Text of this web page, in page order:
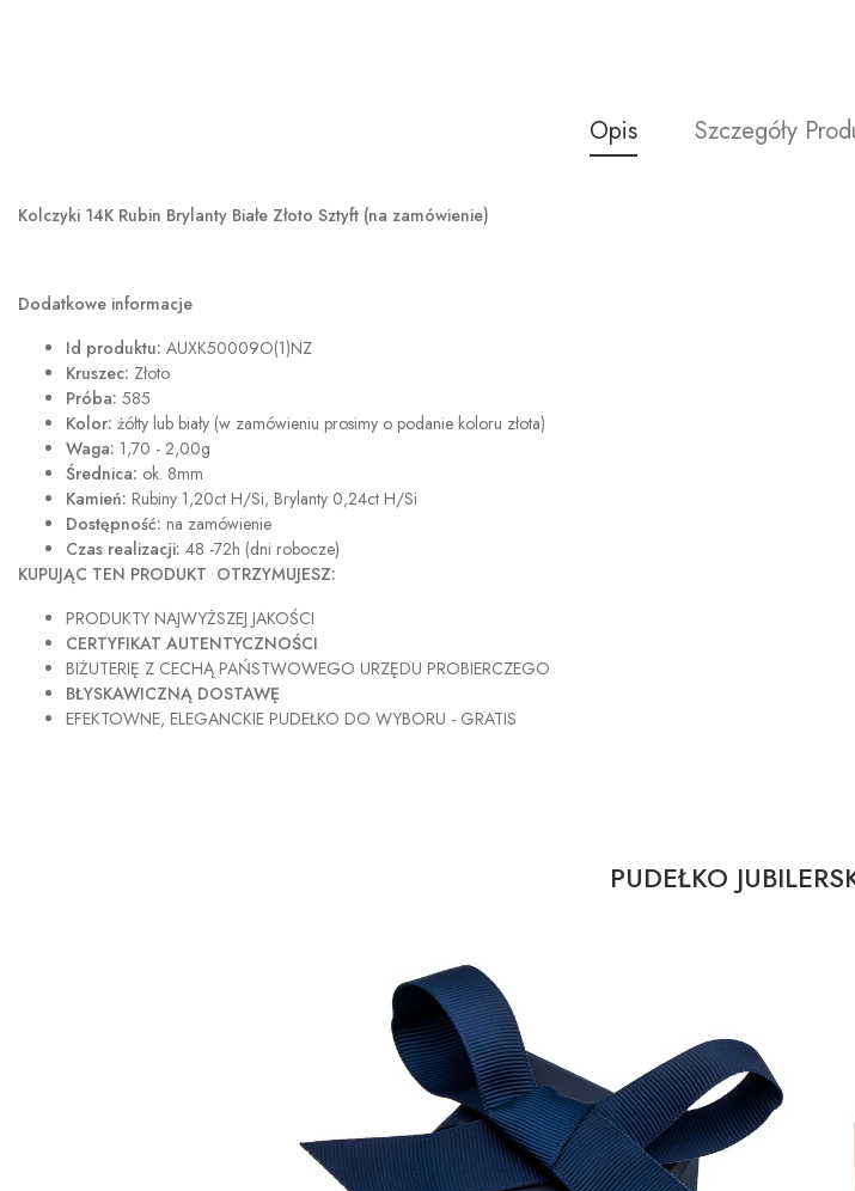
Opis Szczegóły
Kolczyki 14K Rubin Brylanty Białe Złoto Sztyft (na zamówienie)
Dodatkowe informacje
Id produktu: AUXK50009O(1)NZ
Kruszec: Złoto
Próba: 585
Kolor: żółty lub biały (w zamówieniu prosimy o podanie koloru złota)
Waga: 1,70 - 2,00g
Średnica: ok. 8mm
Kamień: Rubiny 1,20ct H/Si, Brylanty 0,24ct H/Si
Dostępność: na zamówienie
Czas realizacji: 48 -72h (dni robocze)
KUPUJĄC TEN PRODUKT OTRZYMUJESZ:
PRODUKTY NAJWYŻSZEJ JAKOŚCI
CERTYFIKAT AUTENTYCZNOŚCI
BIŻUTERIĘ Z CECHĄ PAŃSTWOWEGO URZĘDU PROBIERCZEGO
BŁYSKAWICZNĄ DOSTAWĘ
EFEKTOWNE, ELEGANCKIE PUDEŁKO DO WYBORU - GRATIS
PUDEŁKO